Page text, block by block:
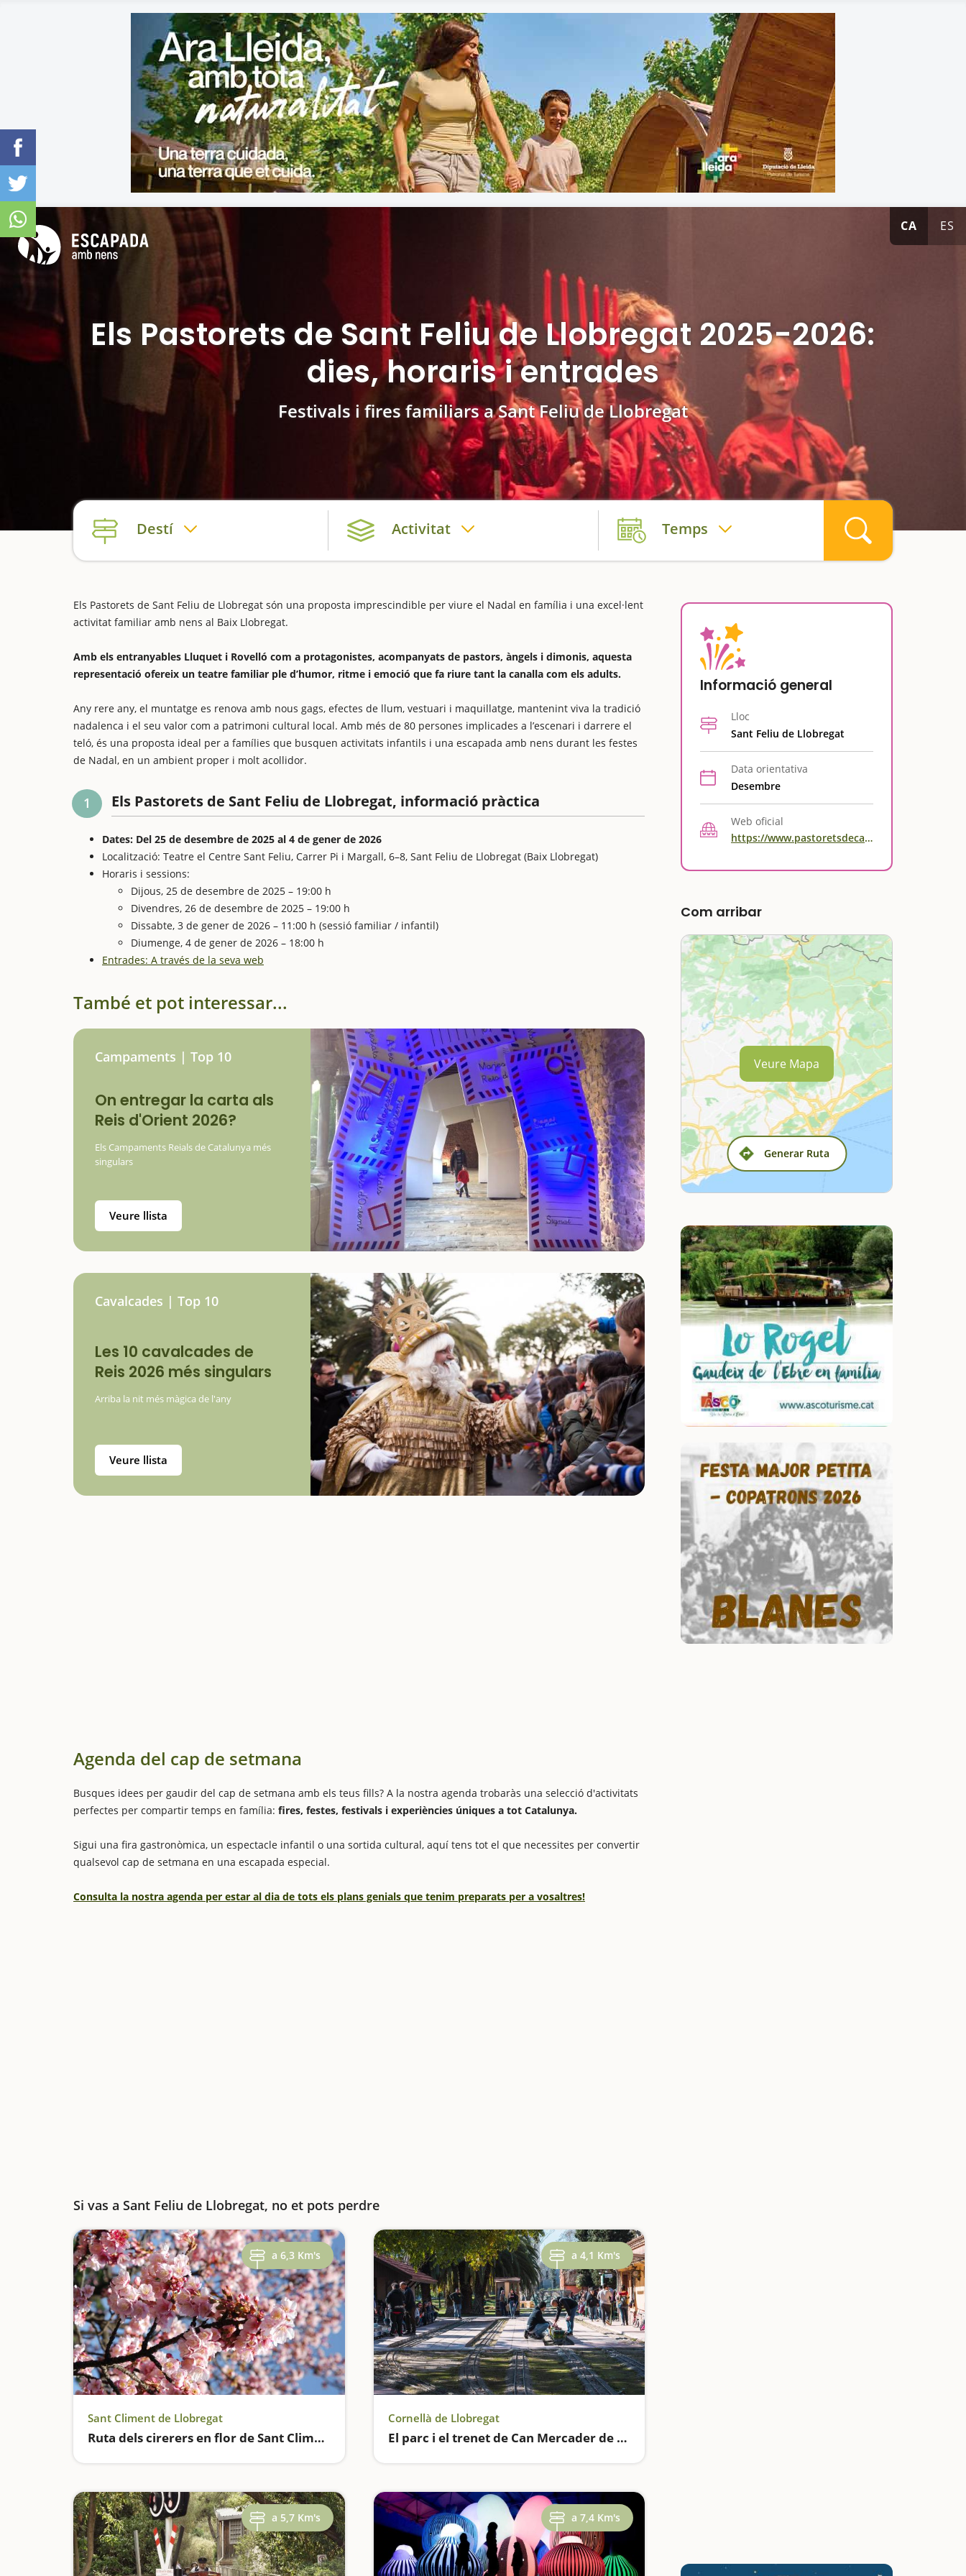
CA ES
Els Pastorets de Sant Feliu de Llobregat 2025-2026:
dies, horaris i entrades
Festivals i fires familiars a Sant Feliu de Llobregat
Destí Activitat Temps
Els Pastorets de Sant Feliu de Llobregat són una proposta imprescindible per viure el Nadal en família i una excel·lent
activitat familiar amb nens al Baix Llobregat.
Amb els entranyables Lluquet i Rovelló com a protagonistes, acompanyats de pastors, àngels i dimonis, aquesta
representació ofereix un teatre familiar ple d’humor, ritme i emoció que fa riure tant la canalla com els adults.
Any rere any, el muntatge es renova amb nous gags, efectes de llum, vestuari i maquillatge, mantenint viva la tradició
nadalenca i el seu valor com a patrimoni cultural local. Amb més de 80 persones implicades a l’escenari i darrere el
teló, és una proposta ideal per a famílies que busquen activitats infantils i una escapada amb nens durant les festes
de Nadal, en un ambient proper i molt acollidor.
1 Els Pastorets de Sant Feliu de Llobregat, informació pràctica
Dates: Del 25 de desembre de 2025 al 4 de gener de 2026
Localització: Teatre el Centre Sant Feliu, Carrer Pi i Margall, 6–8, Sant Feliu de Llobregat (Baix Llobregat)
Horaris i sessions:
Dijous, 25 de desembre de 2025 – 19:00 h
Divendres, 26 de desembre de 2025 – 19:00 h
Dissabte, 3 de gener de 2026 – 11:00 h (sessió familiar / infantil)
Diumenge, 4 de gener de 2026 – 18:00 h
Entrades: A través de la seva web
També et pot interessar...
Campaments | Top 10
On entregar la carta als
Reis d'Orient 2026?
Els Campaments Reials de Catalunya més
singulars
Veure llista
Cavalcades | Top 10
Les 10 cavalcades de
Reis 2026 més singulars
Arriba la nit més màgica de l'any
Veure llista
Agenda del cap de setmana
Busques idees per gaudir del cap de setmana amb els teus fills? A la nostra agenda trobaràs una selecció d'activitats
perfectes per compartir temps en família: fires, festes, festivals i experiències úniques a tot Catalunya.
Sigui una fira gastronòmica, un espectacle infantil o una sortida cultural, aquí tens tot el que necessites per convertir
qualsevol cap de setmana en una escapada especial.
Consulta la nostra agenda per estar al dia de tots els plans genials que tenim preparats per a vosaltres!
Si vas a Sant Feliu de Llobregat, no et pots perdre
a 6,3 Km's
Sant Climent de Llobregat
Ruta dels cirerers en flor de Sant Climent de Llobregat
a 4,1 Km's
Cornellà de Llobregat
El parc i el trenet de Can Mercader de Cornellà
a 5,7 Km's a 7,4 Km's
Informació general
Lloc
Sant Feliu de Llobregat
Data orientativa
Desembre
Web oficial
https://www.pastoretsdecatalunya.cat/pastorets/?activityId=8cadea2b-762b-44ed-9271-344c08d27dfc
Com arribar
Generar Ruta
Veure Mapa